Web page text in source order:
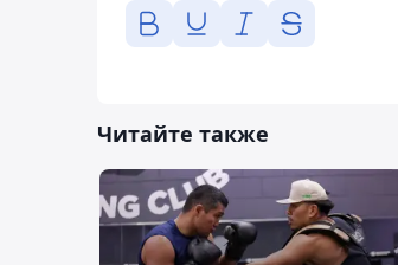
Читайте также